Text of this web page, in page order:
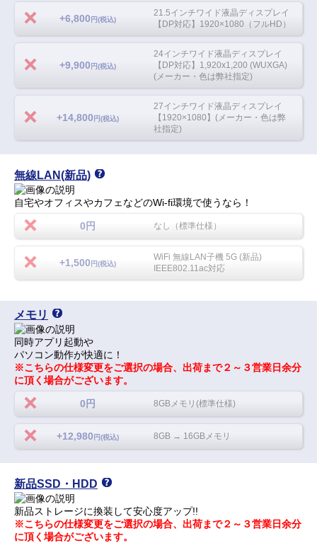
+6,800 円(税込)
21.5インチワイド液晶ディスプレイ
【DP対応】1920×1080（フルHD）
+9,900 円(税込)
24インチワイド液晶ディスプレイ
【DP対応】1,920x1,200 (WUXGA)
(メーカー・色は弊社指定)
+14,800 円(税込)
27インチワイド液晶ディスプレイ
【1920×1080】(メーカー・色は弊
社指定)
無線LAN(新品)
自宅やオフィスやカフェなどのWi-fi環境で使うなら！
0円 なし（標準仕様）
+1,500 円(税込)
WiFi 無線LAN子機 5G (新品)
IEEE802.11ac対応
メモリ
同時アプリ起動や
パソコン動作が快適に！
※こちらの仕様変更をご選択の場合、出荷まで２～３営業日余分
に頂く場合がございます。
0円 8GBメモリ(標準仕様)
+12,980 円(税込) 8GB → 16GBメモリ
新品SSD・HDD
新品ストレージに換装して安心度アップ!!
※こちらの仕様変更をご選択の場合、出荷まで２～３営業日余分
に頂く場合がございます。